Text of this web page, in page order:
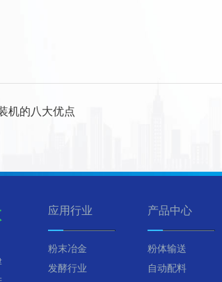
机的八大优点
应用行业
粉末冶金
发酵行业
产品中心
粉体输送
自动配料